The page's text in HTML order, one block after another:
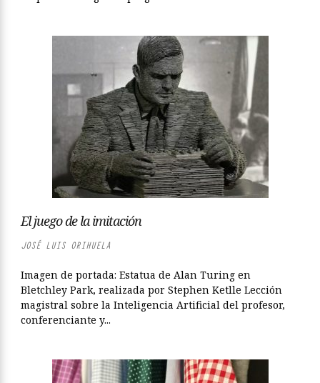
El juego de la imitación
JOSÉ LUIS ORIHUELA
Imagen de portada: Estatua de Alan Turing en
Bletchley Park, realizada por Stephen Ketlle Lección
magistral sobre la Inteligencia Artificial del profesor,
conferenciante y...